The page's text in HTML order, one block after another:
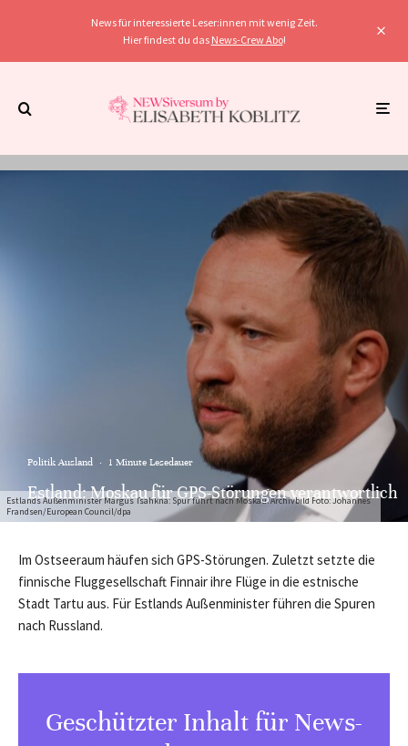
News für interessierte Leser:innen mit wenig Zeit.
Hier findest du das News-Crew Abo!
Estlands Außenminister Margus Tsahkna: Spur führt nach Moskau. Archivbild Foto: Johannes
Frandsen/European Council/dpa
Politik Ausland · 1 Minute Lesedauer
Estland: Moskau für GPS-Störungen verantwortlich
Im Ostseeraum häufen sich GPS-Störungen. Zuletzt setzte die
finnische Fluggesellschaft Finnair ihre Flüge in die estnische
Stadt Tartu aus. Für Estlands Außenminister führen die Spuren
nach Russland.
Geschützter Inhalt für News-